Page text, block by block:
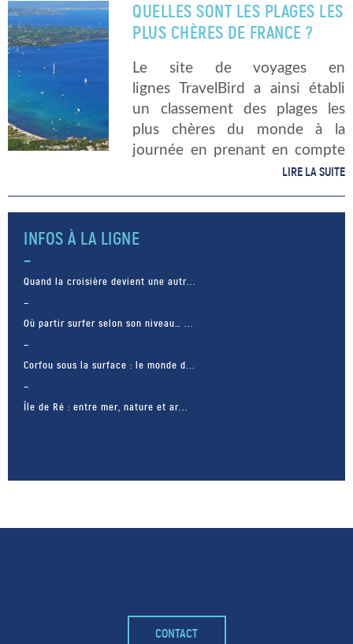
bonnes raisons […]
QUELLES SONT LES PLAGES LES
PLUS CHÈRES DE FRANCE ?
Le site de voyages en
lignes TravelBird a ainsi établi
un classement des plages les
plus chères du monde à la
journée en prenant en compte
ces nombreux critères. Parmi
quinze plages françaises. Le
titre de la […]
LIRE LA SUITE
INFOS À LA LIGNE
Quand la croisière devient une autr...
Où partir surfer selon son niveau… ...
Corfou sous la surface : le monde d...
Île de Ré : entre mer, nature et ar...
CONTACT